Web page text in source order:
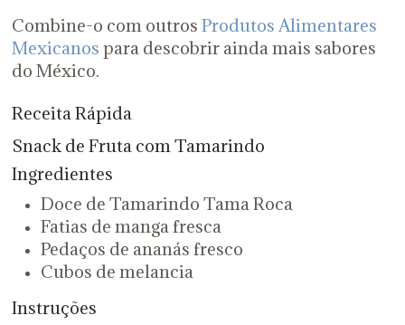
Combine-o com outros Produtos Alimentares
Mexicanos para descobrir ainda mais sabores
do México.
Receita Rápida
Snack de Fruta com Tamarindo
Ingredientes
Doce de Tamarindo Tama Roca
Fatias de manga fresca
Pedaços de ananás fresco
Cubos de melancia
Instruções